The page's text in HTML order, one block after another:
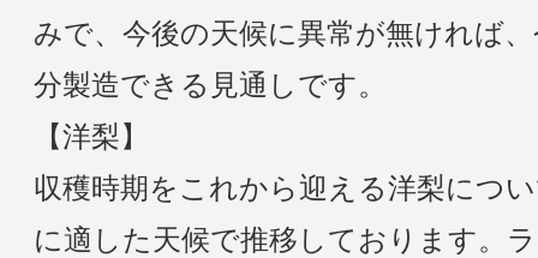
みで、今後の天候に異常が無ければ
分製造できる見通しです。
【洋梨】
収穫時期をこれから迎える洋梨につ
に適した天候で推移しております。